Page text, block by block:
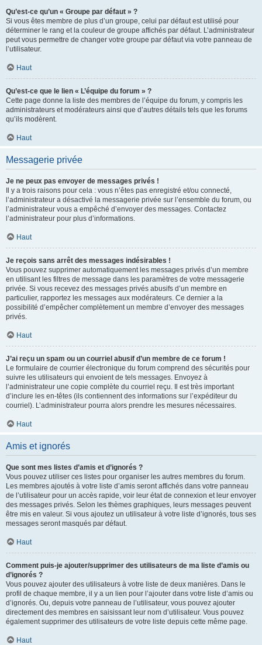
Qu’est-ce qu’un « Groupe par défaut » ?
Si vous êtes membre de plus d’un groupe, celui par défaut est utilisé pour
déterminer le rang et la couleur de groupe affichés par défaut. L’administrateur
peut vous permettre de changer votre groupe par défaut via votre panneau de
l’utilisateur.
Haut
Qu’est-ce que le lien « L’équipe du forum » ?
Cette page donne la liste des membres de l’équipe du forum, y compris les
administrateurs et modérateurs ainsi que d’autres détails tels que les forums
qu’ils modèrent.
Haut
Messagerie privée
Je ne peux pas envoyer de messages privés !
Il y a trois raisons pour cela : vous n’êtes pas enregistré et/ou connecté,
l’administrateur a désactivé la messagerie privée sur l’ensemble du forum, ou
l’administrateur vous a empêché d’envoyer des messages. Contactez
l’administrateur pour plus d’informations.
Haut
Je reçois sans arrêt des messages indésirables !
Vous pouvez supprimer automatiquement les messages privés d’un membre
en utilisant les filtres de message dans les paramètres de votre messagerie
privée. Si vous recevez des messages privés abusifs d’un membre en
particulier, rapportez les messages aux modérateurs. Ce dernier a la
possibilité d’empêcher complètement un membre d’envoyer des messages
privés.
Haut
J’ai reçu un spam ou un courriel abusif d’un membre de ce forum !
Le formulaire de courrier électronique du forum comprend des sécurités pour
suivre les utilisateurs qui envoient de tels messages. Envoyez à
l’administrateur une copie complète du courriel reçu. Il est très important
d’inclure les en-têtes (ils contiennent des informations sur l’expéditeur du
courriel). L’administrateur pourra alors prendre les mesures nécessaires.
Haut
Amis et ignorés
Que sont mes listes d’amis et d’ignorés ?
Vous pouvez utiliser ces listes pour organiser les autres membres du forum.
Les membres ajoutés à votre liste d’amis seront affichés dans votre panneau
de l’utilisateur pour un accès rapide, voir leur état de connexion et leur envoyer
des messages privés. Selon les thèmes graphiques, leurs messages peuvent
être mis en valeur. Si vous ajoutez un utilisateur à votre liste d’ignorés, tous ses
messages seront masqués par défaut.
Haut
Comment puis-je ajouter/supprimer des utilisateurs de ma liste d’amis ou
d’ignorés ?
Vous pouvez ajouter des utilisateurs à votre liste de deux manières. Dans le
profil de chaque membre, il y a un lien pour l’ajouter dans votre liste d’amis ou
d’ignorés. Ou, depuis votre panneau de l’utilisateur, vous pouvez ajouter
directement des membres en saisissant leur nom d’utilisateur. Vous pouvez
également supprimer des utilisateurs de votre liste depuis cette même page.
Haut